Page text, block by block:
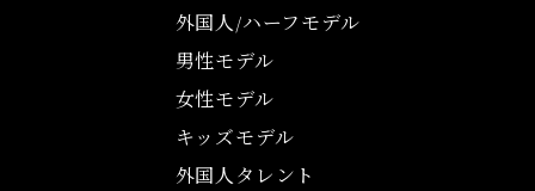
外国人/ハーフモデル
男性モデル
女性モデル
キッズモデル
外国人タレント